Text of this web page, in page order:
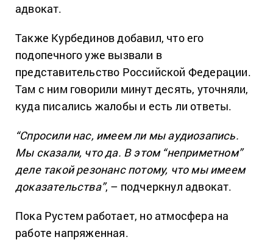
адвокат.
Также Курбединов добавил, что его
подопечного уже вызвали в
представительство Российской Федерации.
Там с ним говорили минут десять, уточняли,
куда писались жалобы и есть ли ответы.
“Спросили нас, имеем ли мы аудиозапись.
Мы сказали, что да. В этом “неприметном”
деле такой резонанс потому, что мы имеем
доказательства”, – подчеркнул адвокат.
Пока Рустем работает, но атмосфера на
работе напряженная.